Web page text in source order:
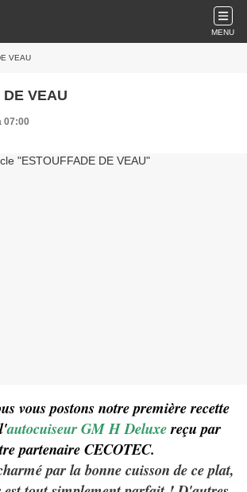
MENU
VEAU
DE VEAU
07:00
vous postons notre première recette
autocuiseur GM H Deluxereçu par
partenaire CECOTEC.
par la bonne cuisson de ce plat,